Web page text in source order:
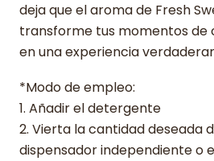
deja que el aroma de Fresh
transforme tus momentos de
en una experiencia
*Modo de empleo:
1. Añadir el detergente
2. Vierta la cantidad deseada
dispensador independiente o